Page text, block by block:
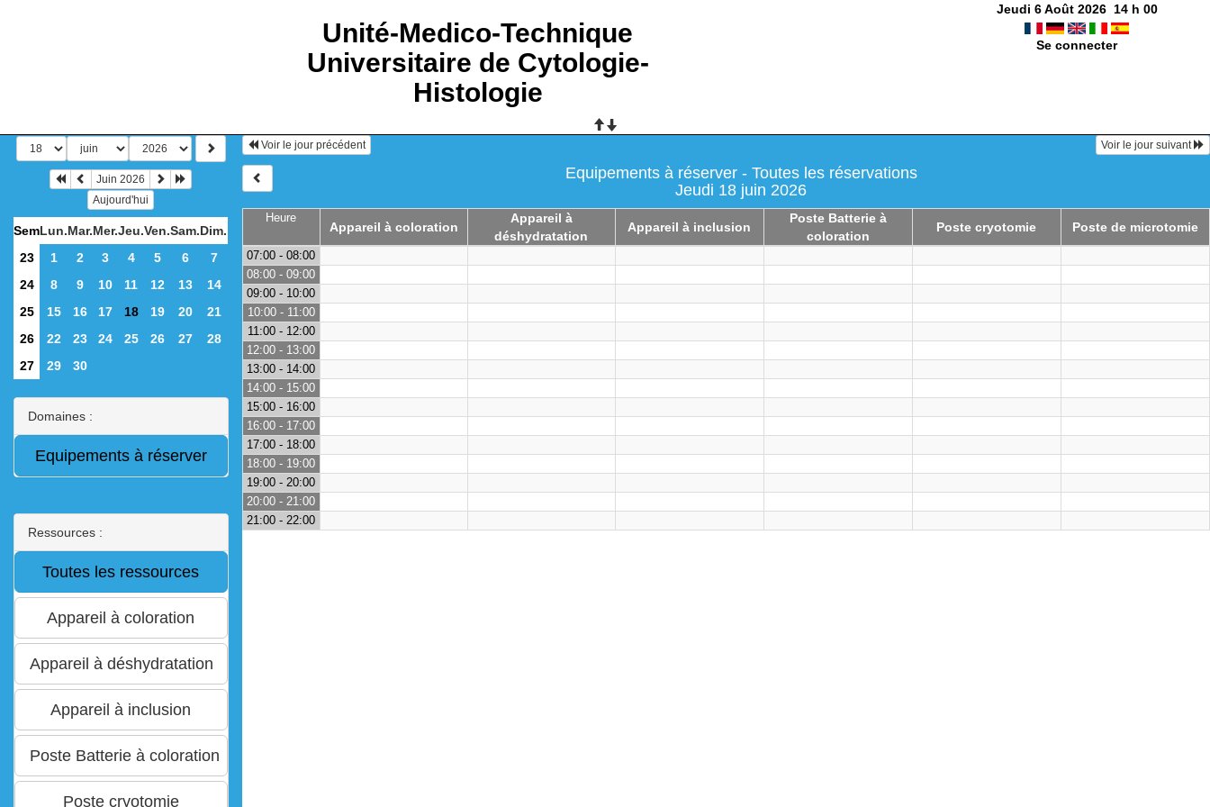
Unité-Medico-Technique
Universitaire de Cytologie-
Histologie
Jeudi 6 Août 2026 14h 00
Se connecter
Juin 2026
Aujourd'hui
SemLun.Mar.Mer.Jeu.Ven.Sam.Dim.
23
1 2 3 4 5 6
7
24
8 9 10 11 12 13
14
25
15 16 17 18 19 20
21
26
22 23 24 25 26 27
28
27
29 30
Domaines :
Ressources :
Voir le jour précédent Voir le jour suivant
Equipements à réserver - Toutes les réservations
Jeudi 18 juin 2026
Heure
Appareil à coloration
Appareil à
déshydratation
Appareil à inclusion
Poste Batterie à
coloration
Poste cryotomie Poste de microtomie
07:00 - 08:00
08:00 - 09:00
09:00 - 10:00
10:00 - 11:00
11:00 - 12:00
12:00 - 13:00
13:00 - 14:00
14:00 - 15:00
15:00 - 16:00
16:00 - 17:00
17:00 - 18:00
18:00 - 19:00
19:00 - 20:00
20:00 - 21:00
21:00 - 22:00